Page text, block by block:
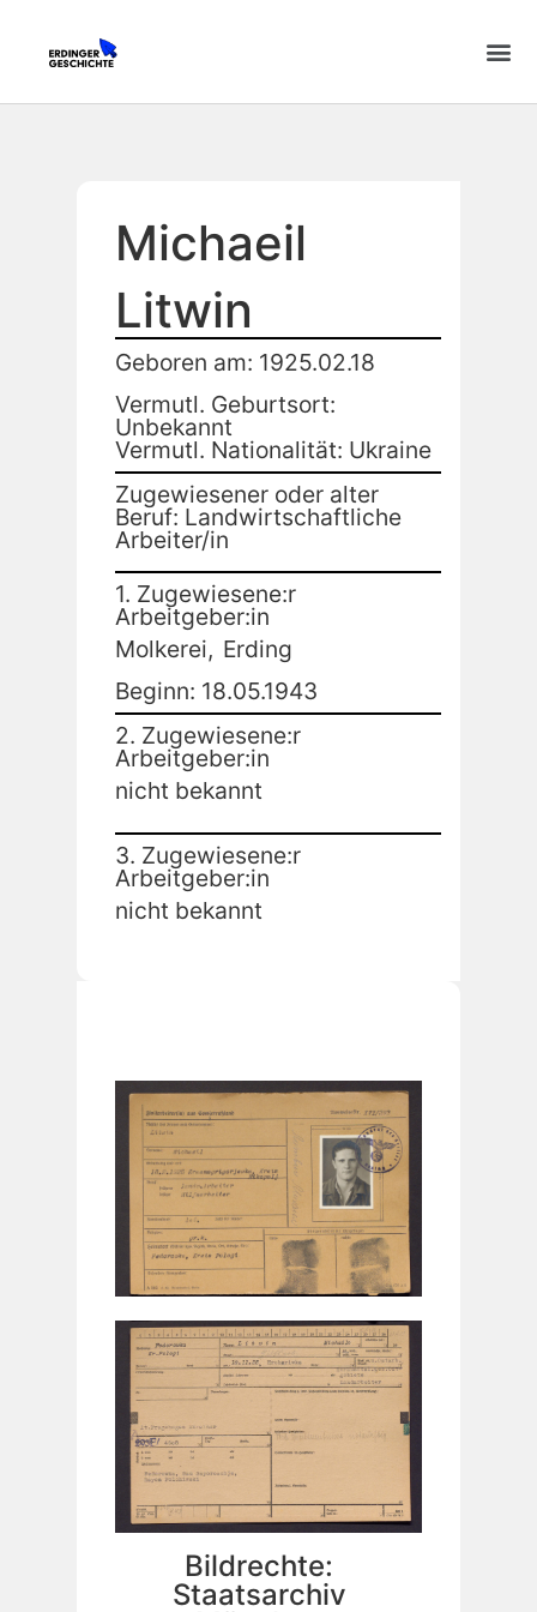
Michaeil
Litwin
Geboren am: 1925.02.18
Vermutl. Geburtsort:
Unbekannt
Vermutl. Nationalität: Ukraine
Zugewiesener oder alter
Beruf: Landwirtschaftliche
Arbeiter/in
1. Zugewiesene:r
Arbeitgeber:in
Molkerei, Erding
Beginn: 18.05.1943
2. Zugewiesene:r
Arbeitgeber:in
nicht bekannt
3. Zugewiesene:r
Arbeitgeber:in
nicht bekannt
Bildrechte:
Staatsarchiv